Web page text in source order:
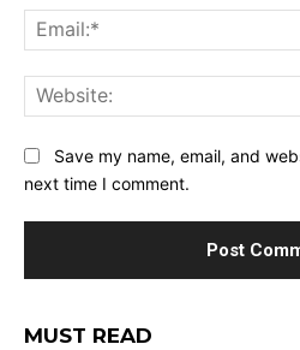
Save my name, email, and
next time I comment.
MUST READ